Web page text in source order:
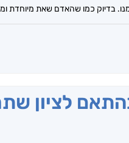
בדיוק כמו שהאדם שאת מיוחדת
לציון